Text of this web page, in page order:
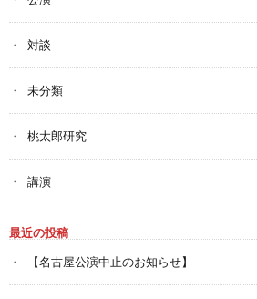
対談
未分類
桃太郎研究
講演
最近の投稿
【名古屋公演中止のお知らせ】